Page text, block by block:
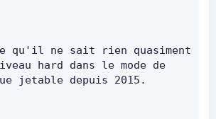
hard dans le mode de
jetable depuis 2015.